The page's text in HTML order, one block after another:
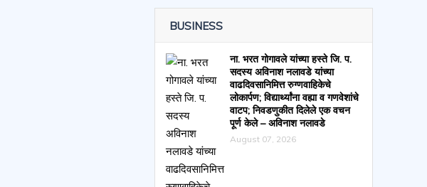
BUSINESS
ना. भरत गोगावले यांच्या हस्ते जि. प.
सदस्य अविनाश नलावडे यांच्या
वाढदिवसानिमित्त रुग्णवाहिकेचे
लोकार्पण; विद्यार्थ्यांना वह्या व गणवेशांचे
वाटप; निवडणुकीत दिलेले एक वचन
पूर्ण केले – अविनाश नलावडे
August 07, 2026